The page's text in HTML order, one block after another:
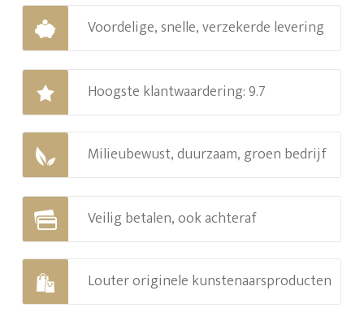
Voordelige, snelle, verzekerde levering
Hoogste klantwaardering: 9.7
Milieubewust, duurzaam, groen bedrijf
Veilig betalen, ook achteraf
Louter originele kunstenaarsproducten